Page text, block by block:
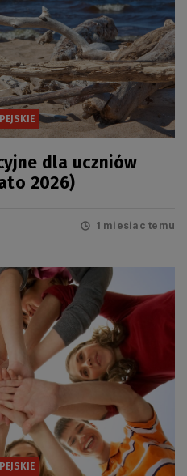
dla uczniów
2026)
1 miesiac temu